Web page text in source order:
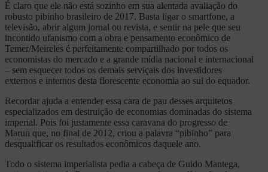
É claro que ele não está sozinho em sua alentada avaliação do
robusto pibinho brasileiro de 2017. Basta ligar o smartfone, a
televisão, abrir algum jornal ou revista, e sentir na pele que seu
incontido ufanismo com a obra e pensamento econômico de
Temer/Meireles é perfeitamente compartilhado por todos os
economistas do mercado e a grande mídia nacional e internacional
– sem esquecer todos os demais serviçais dos investidores
externos e internos desta florescente economia ao sul do equador.
Recordar ajuda a entender essa cara de pau desses arquitetos
especializados em destruição de economias dominadas do sistema
imperial. Pois foi justamente essa caravana do progresso de
Marun que, no final de 2012, criou a palavra “pibinho” para
desqualificar os resultados econômicos daquele ano.
Todo o sistema imperialista pedia a cabeça de Guido Mantega,